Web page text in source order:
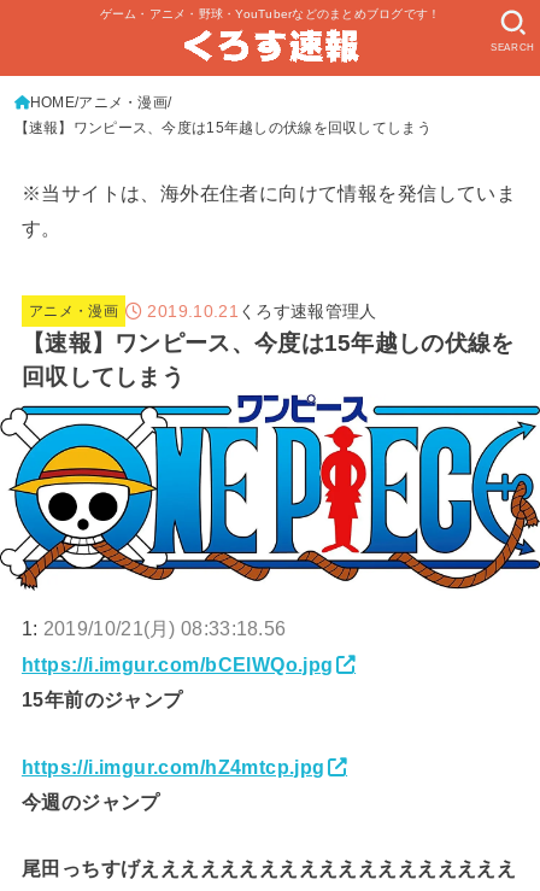
ゲーム・アニメ・野球・YouTuberなどのまとめブログです！
SEARCH
HOME アニメ・漫画
【速報】ワンピース、今度は15年越しの伏線を回収してしまう
※当サイトは、海外在住者に向けて情報を発信していま
す。
アニメ・漫画 2019.10.21 くろす速報管理人
【速報】ワンピース、今度は15年越しの伏線を
回収してしまう
1: 2019/10/21(月) 08:33:18.56
https://i.imgur.com/bCElWQo.jpg
15年前のジャンプ
https://i.imgur.com/hZ4mtcp.jpg
今週のジャンプ
尾田っちすげえええええええええええええええええええ